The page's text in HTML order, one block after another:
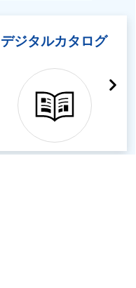
デジタルカタログ